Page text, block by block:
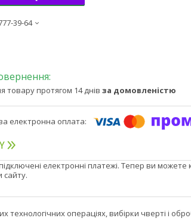
39-64
товару протягом 14 днів за домовленістю
електронні платежі. Тепер ви
технологічних операціях, вибірки чверті і